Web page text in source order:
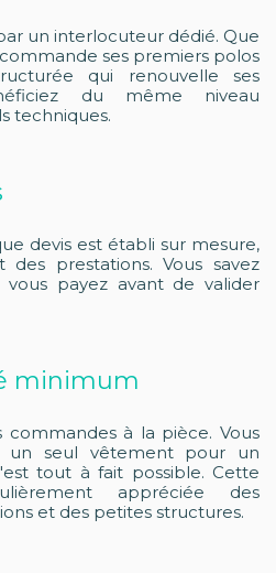
un interlocuteur dédié. Que
ses premiers polos
qui renouvelle ses
du même niveau
techniques.
devis est établi sur mesure,
prestations. Vous savez
payez avant de valider
minimum
commandes à la pièce. Vous
un seul vêtement pour un
tout à fait possible. Cette
appréciée des
et des petites structures.